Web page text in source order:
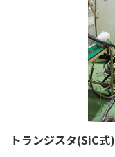
トランジスタ(SiC